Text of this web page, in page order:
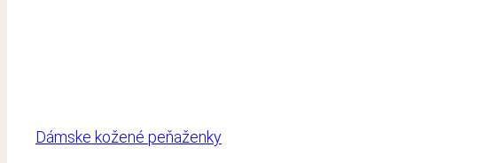
Dámske kožené peňaženky